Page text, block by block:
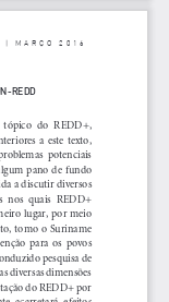
| MARÇO 2016
REDD
tópico  do  REDD+,
a  este  texto,
potenciais
pano  de  fundo
a discutir diversos
nos  quais  REDD+
lugar, por meio
tomo o Suriname
para  os  povos
pesquisa de
diversas dimensões
do REDD+ por